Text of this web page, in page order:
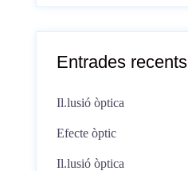
Entrades recents
Il.lusió òptica
Efecte òptic
Il.lusió òptica